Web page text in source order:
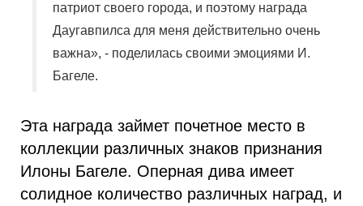
патриот своего города, и поэтому награда
Даугавпилса для меня действительно очень
важна», - поделилась своими эмоциями И.
Багеле.
Эта награда займет почетное место в
коллекции различных знаков признания
Илоны Багеле. Оперная дива имеет
солидное количество различных наград, и